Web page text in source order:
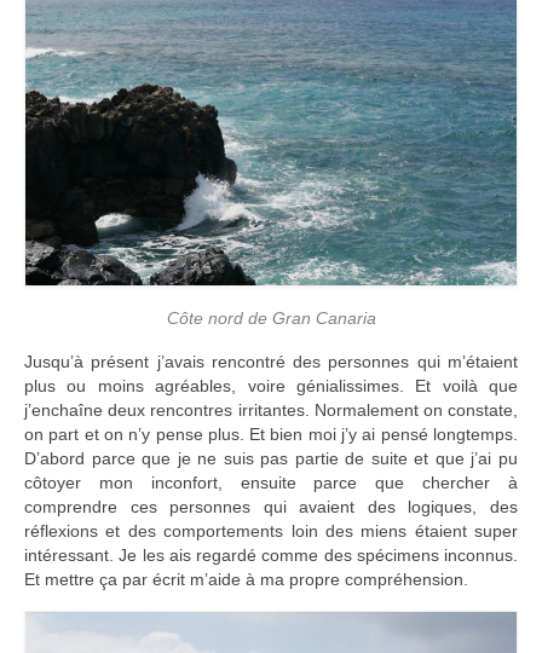
Côte nord de Gran Canaria
Jusqu’à présent j’avais rencontré des personnes qui m’étaient
plus ou moins agréables, voire génialissimes. Et voilà que
j’enchaîne deux rencontres irritantes. Normalement on constate,
on part et on n’y pense plus. Et bien moi j’y ai pensé longtemps.
D’abord parce que je ne suis pas partie de suite et que j’ai pu
côtoyer mon inconfort, ensuite parce que chercher à
comprendre ces personnes qui avaient des logiques, des
réflexions et des comportements loin des miens étaient super
intéressant. Je les ais regardé comme des spécimens inconnus.
Et mettre ça par écrit m’aide à ma propre compréhension.